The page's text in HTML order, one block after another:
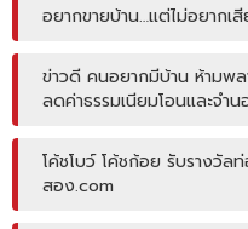
อยากขายบ้าน…แต่ไม่อยากเ
ข่าวดี คนอยากมีบ้าน ห้ามพ
ลดค่าธรรมเนียมโอนและจำ
โค้ชโบว์ โค้ชก้อย รับรางวั
สอง.com